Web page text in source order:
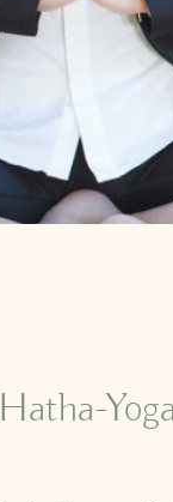
Hatha-